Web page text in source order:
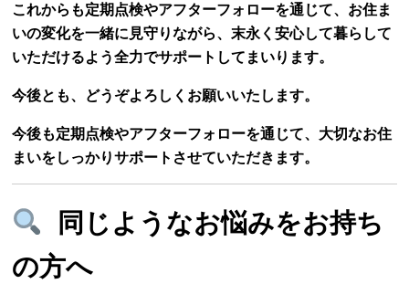
これからも定期点検やアフターフォローを通じて、お住ま
いの変化を一緒に見守りながら、末永く安心して暮らして
いただけるよう全力でサポートしてまいります。
今後とも、どうぞよろしくお願いいたします。
今後も定期点検やアフターフォローを通じて、大切なお住
まいをしっかりサポートさせていただきます。
同じようなお悩みをお持ち
の方へ